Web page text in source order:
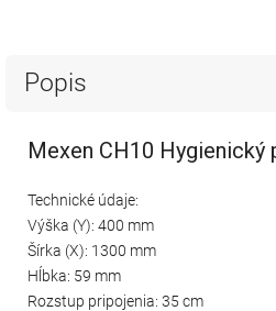
Popis
Mexen CH10 Hygienický
Technické údaje:
Výška (Y): 400 mm
Šírka (X): 1300 mm
Hĺbka: 59 mm
Rozstup pripojenia: 35 cm